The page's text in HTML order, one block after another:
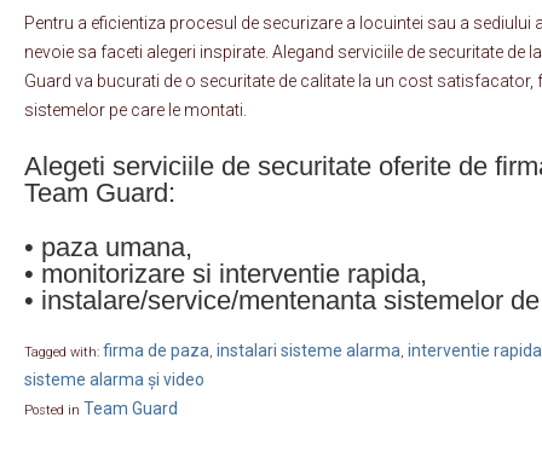
Pentru a eficientiza procesul de securizare a locuintei sau a sediului
nevoie sa faceti alegeri inspirate. Alegand serviciile de securitate de
Guard va bucurati de o securitate de calitate la un cost
sistemelor pe care le montati.
Alegeti serviciile de securitate oferite de
Team Guard:
• paza umana,
• monitorizare si interventie rapida,
• instalare/service/mentenanta sistemelor
Tagged with: firma de paza, instalari sisteme alarma, interventie rapida
sisteme alarma și video
Posted in Team Guard